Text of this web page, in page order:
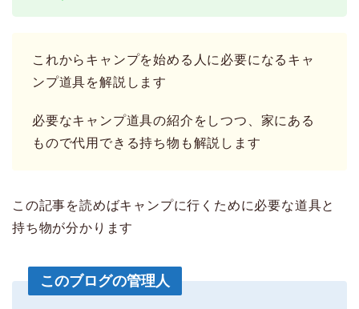
これからキャンプを始める人に必要になるキャ
ンプ道具を解説します
必要なキャンプ道具の紹介をしつつ、家にある
もので代用できる持ち物も解説します
この記事を読めばキャンプに行くために必要な道具と
持ち物が分かります
このブログの管理人